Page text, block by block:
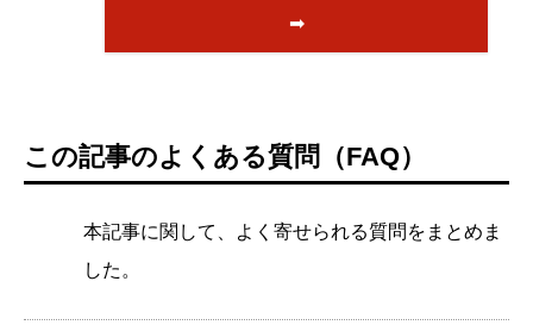
➡
この記事のよくある質問（FAQ）
本記事に関して、よく寄せられる質問をまとめま
した。